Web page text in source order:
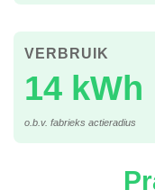
14 kWh
VERBRUIK
o.b.v. fabrieks actieradius